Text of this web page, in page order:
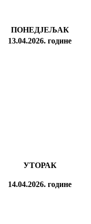
ПОНЕДЈЕЉАК
13.04.2026. године
УТОРАК
14.04.2026. године